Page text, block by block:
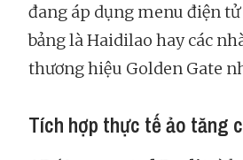
đang áp dụng menu điện
bảng là Haidilao hay các
thương hiệu Golden Gate
Tích hợp thực tế ảo tăng